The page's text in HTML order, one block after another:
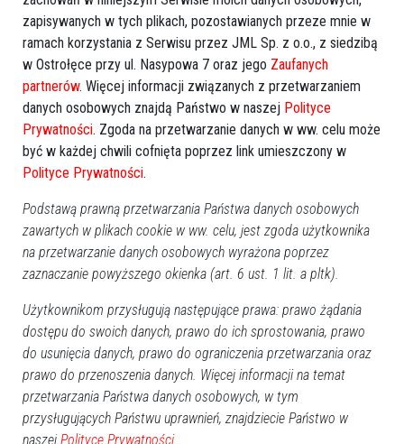
Pogrzeb Leszka Sokolla. Kiedy i gdzie
pożegnamy założyciela Galerii Ostrołęka?
Ostrołęka
2026-01-28 09:44
zapisywanych w tych plikach, pozostawianych przeze mnie w
ramach korzystania z Serwisu przez JML Sp. z o.o., z siedzibą
w Ostrołęce przy ul. Nasypowa 7 oraz jego Zaufanych
partnerów. Więcej informacji związanych z przetwarzaniem
danych osobowych znajdą Państwo w naszej Polityce
Prywatności. Zgoda na przetwarzanie danych w ww. celu może
być w każdej chwili cofnięta poprzez link umieszczony w
Polityce Prywatności.
Podstawą prawną przetwarzania Państwa danych osobowych
zawartych w plikach cookie w ww. celu, jest zgoda użytkownika
na przetwarzanie danych osobowych wyrażona poprzez
zaznaczanie powyższego okienka (art. 6 ust. 1 lit. a pltk).
Użytkownikom przysługują następujące prawa: prawo żądania
dostępu do swoich danych, prawo do ich sprostowania, prawo
do usunięcia danych, prawo do ograniczenia przetwarzania oraz
prawo do przenoszenia danych. Więcej informacji na temat
przetwarzania Państwa danych osobowych, w tym
przysługujących Państwu uprawnień, znajdziecie Państwo w
naszej Polityce Prywatności.